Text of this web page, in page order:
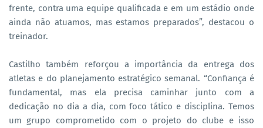
frente, contra uma equipe qualificada e em um estádio onde
ainda não atuamos, mas estamos preparados”, destacou o
treinador.
Castilho também reforçou a importância da entrega dos
atletas e do planejamento estratégico semanal. “Confiança é
fundamental, mas ela precisa caminhar junto com a
dedicação no dia a dia, com foco tático e disciplina. Temos
um grupo comprometido com o projeto do clube e isso